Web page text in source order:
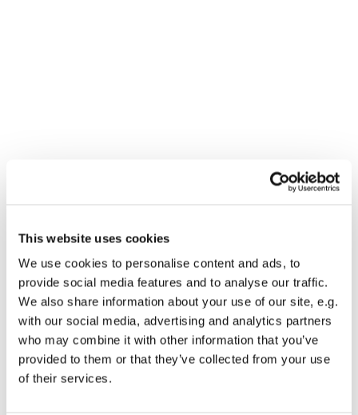
This website uses cookies
We use cookies to personalise content and ads, to
provide social media features and to analyse our traffic.
We also share information about your use of our site, e.g.
with our social media, advertising and analytics partners
who may combine it with other information that you’ve
provided to them or that they’ve collected from your use
of their services.
Dies könnte Sie auch
interessieren